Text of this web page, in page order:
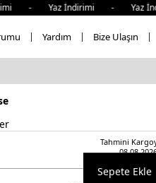
İndirimi -
Yardım Bize Ulaşın
Tahmini
Sepete Ekle